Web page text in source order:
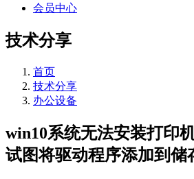
会员中心
技术分享
首页
技术分享
办公设备
win10系统无法安装打印
试图将驱动程序添加到储